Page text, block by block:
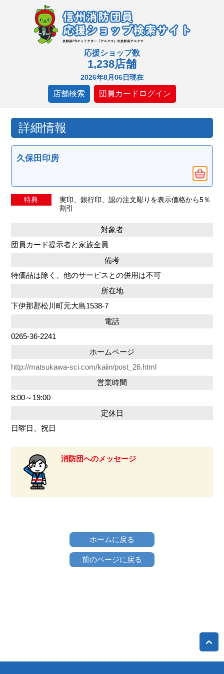
応援ショップ数
1,238店舗
2026年8月06日現在
店舗検索 団員カードログイン
詳細情報
久保田印房
特典
実印、銀行印、認の注文彫りを表示価格から5％
割引
対象者
団員カード提示者と家族全員
備考
特価品は除く、他のサービスとの併用は不可
所在地
下伊那郡松川町元大島1538-7
電話
0265-36-2241
ホームページ
http://matsukawa-sci.com/kaiin/post_26.html
営業時間
8:00～19:00
定休日
日曜日、祝日
消防団へのメッセージ
ホームに戻る
前のページに戻る